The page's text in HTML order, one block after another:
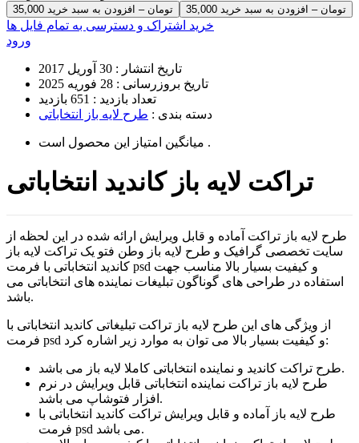
35,000 تومان – افزودن به سبد خرید
خرید اشتراک و دسترسی به تمام فایل ها
ورود
تاریخ انتشار : 30 آوریل 2017
تاریخ بروزرسانی : 28 فوریه 2025
تعداد بازدید : 651 بازدید
دسته بندی : طرح لایه باز انتخاباتی
میانگین امتیاز این محصول است .
تراکت لایه باز کاندید انتخاباتی
طرح لایه باز تراکت آماده و قابل ویرایش ارائه شده در این لحظه از
سایت تخصصی گرافیک و طرح لایه باز وطن فتو یک تراکت لایه باز
کاندید انتخاباتی با فرمت psd و کیفیت بسیار بالا مناسب جهت
استفاده در طراحی های گوناگون تبلیغات نماینده های انتخاباتی می
باشد.
از ویژگی های این طرح لایه باز تراکت تبلیغاتی کاندید انتخاباتی با
فرمت psd و کیفیت بسیار بالا می توان به موارد زیر اشاره کرد:
طرح تراکت کاندید و نماینده انتخاباتی کاملا لایه باز می باشد.
طرح لایه باز تراکت نماینده انتخاباتی قابل ویرایش در نرم
افزار فتوشاپ می باشد.
طرح لایه باز آماده و قابل ویرایش تراکت کاندید انتخاباتی با
فرمت psd می باشد.